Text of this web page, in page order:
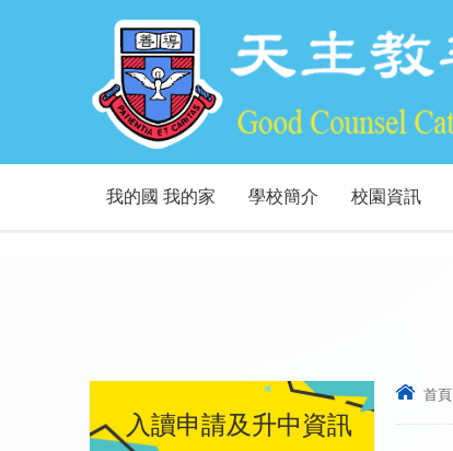
我的國 我的家 學校簡介 校園資訊
首頁
入讀申請及升中資訊